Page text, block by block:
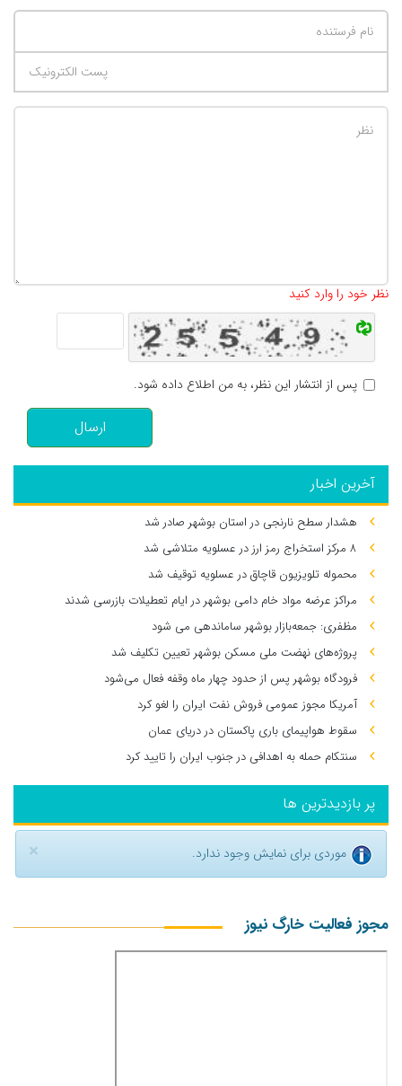
نظر خود را وارد کنید
پس از انتشار این نظر، به من اطلاع داده شود.
ارسال
آخرین اخبار
هشدار سطح نارنجی در استان بوشهر صادر شد
۸ مرکز استخراج رمز ارز در عسلویه متلاشی شد
محموله تلویزیون قاچاق در عسلویه توقیف شد
مراکز عرضه مواد خام دامی بوشهر در ایام تعطیلات بازرسی شدند
مظفری: جمعه‌بازار بوشهر ساماندهی می‌ شود
پروژه‌های نهضت ملی مسکن بوشهر تعیین تکلیف شد
فرودگاه بوشهر پس از حدود چهار ماه وقفه فعال می‌شود
آمریکا مجوز عمومی فروش نفت ایران را لغو کرد
سقوط هواپیمای باری پاکستان در دریای عمان
سنتکام حمله به اهدافی در جنوب ایران را تایید کرد
پر بازدیدترین ها
× موردی برای نمایش وجود ندارد.
مجوز فعالیت خارگ نیوز